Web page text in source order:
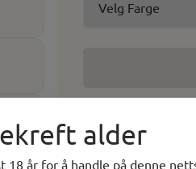
alder
18 år for å handle på denne
Dette produktet
vil du bli bedt